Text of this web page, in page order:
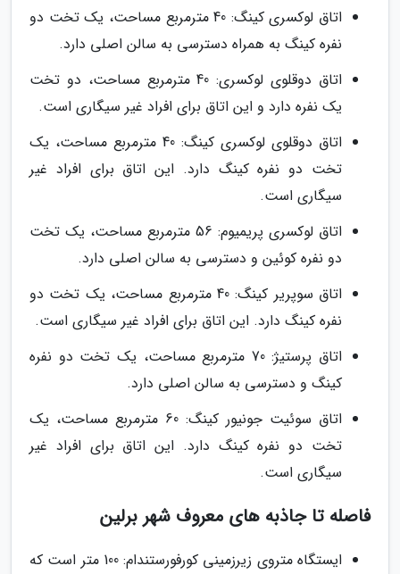
اتاق لوکسری کینگ: 40 مترمربع مساحت، یک تخت دو
نفره کینگ به همراه دسترسی به سالن اصلی دارد.
اتاق دوقلوی لوکسری: 40 مترمربع مساحت، دو تخت
یک نفره دارد و این اتاق برای افراد غیر سیگاری است.
اتاق دوقلوی لوکسری کینگ: 40 مترمربع مساحت، یک
تخت دو نفره کینگ دارد. این اتاق برای افراد غیر
سیگاری است.
اتاق لوکسری پریمیوم: 56 مترمربع مساحت، یک تخت
دو نفره کوئین و دسترسی به سالن اصلی دارد.
اتاق سوپریر کینگ: 40 مترمربع مساحت، یک تخت دو
نفره کینگ دارد. این اتاق برای افراد غیر سیگاری است.
اتاق پرستیژ: 70 مترمربع مساحت، یک تخت دو نفره
کینگ و دسترسی به سالن اصلی دارد.
اتاق سوئیت جونیور کینگ: 60 مترمربع مساحت، یک
تخت دو نفره کینگ دارد. این اتاق برای افراد غیر
سیگاری است.
فاصله تا جاذبه های معروف شهر برلین
ایستگاه متروی زیرزمینی کورفورستندام: 100 متر است که